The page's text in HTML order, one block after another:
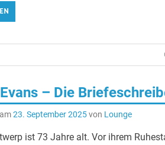
– Die
23. September 2025von Lounge
ist 73 Jahre alt. Vor ihrem